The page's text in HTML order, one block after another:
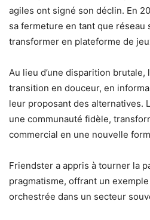
agiles ont signé son déclin. En
sa fermeture en tant que réseau
transformer en plateforme de
Au lieu d’une disparition
transition en douceur, en
leur proposant des alternatives.
une communauté fidèle,
commercial en une nouvelle
Friendster a appris à tourner la
pragmatisme, offrant un
orchestrée dans un secteur